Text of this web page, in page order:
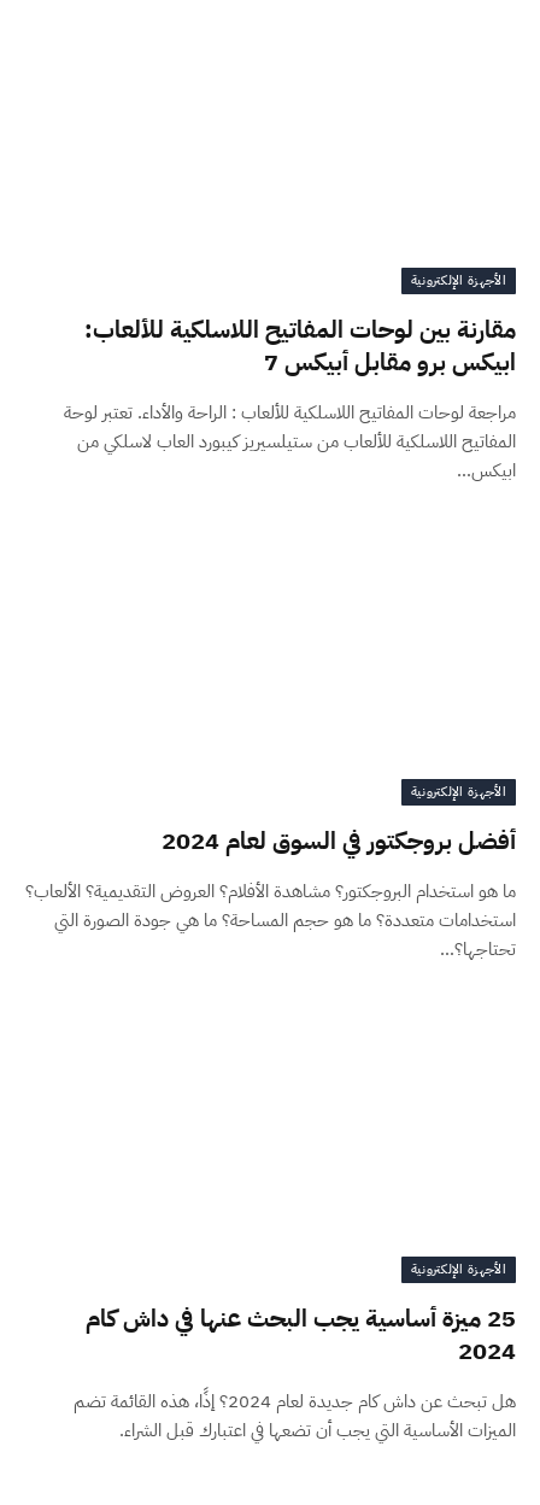
الأجهزة الإلكترونية
مقارنة بين لوحات المفاتيح اللاسلكية للألعاب:
ابيكس برو مقابل أبيكس 7
مراجعة لوحات المفاتيح اللاسلكية للألعاب : الراحة والأداء. تعتبر لوحة
المفاتيح اللاسلكية للألعاب من ستيلسيريز كيبورد العاب لاسلكي من
ابيكس…
الأجهزة الإلكترونية
أفضل بروجكتور في السوق لعام 2024
ما هو استخدام البروجكتور؟ مشاهدة الأفلام؟ العروض التقديمية؟ الألعاب؟
استخدامات متعددة؟ ما هو حجم المساحة؟ ما هي جودة الصورة التي
تحتاجها؟…
الأجهزة الإلكترونية
25 ميزة أساسية يجب البحث عنها في داش كام
2024
هل تبحث عن داش كام جديدة لعام 2024؟ إذًا، هذه القائمة تضم
الميزات الأساسية التي يجب أن تضعها في اعتبارك قبل الشراء.